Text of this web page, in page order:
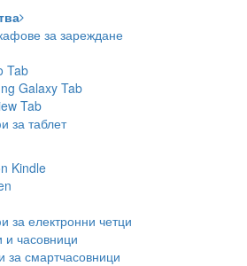
за зареждане
Tab
Galaxy Tab
Tab
за таблет
Kindle
за електронни четци
и часовници
за смартчасовници